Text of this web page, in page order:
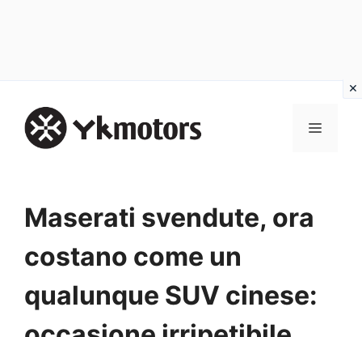
contenuto
MENU
Maserati svendute, ora
costano come un
qualunque SUV cinese: